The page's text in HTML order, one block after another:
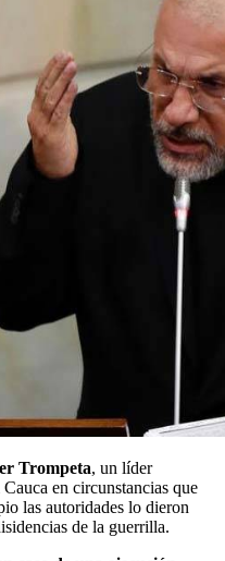
Trompeta, un líder
en circunstancias que
las autoridades lo dieron
de la guerrilla.